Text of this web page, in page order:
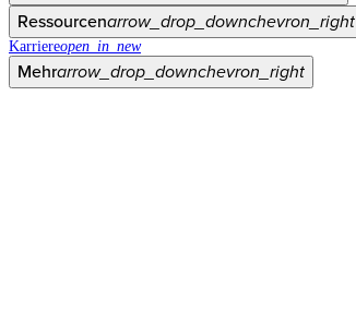
Ressourcenarrow_drop_downchevron_right
Karriereopen_in_new
Mehrarrow_drop_downchevron_right